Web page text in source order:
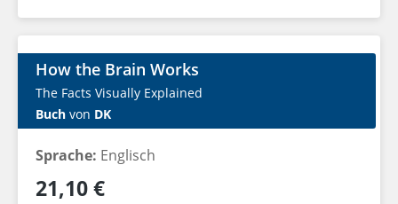
How the Brain Works
The Facts Visually Explained
Buch von DK
Sprache: Englisch
Regulärer Preis:
21,10 €